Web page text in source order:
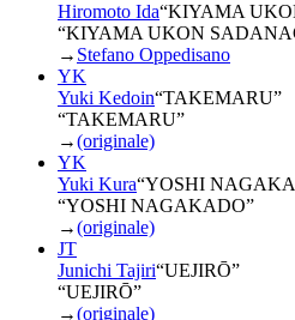
Hiromoto Ida“KIYAMA
“KIYAMA UKON
→ Stefano Oppedisano
YK
Yuki Kedoin“TAKEMARU”
“TAKEMARU”
→(originale)
YK
Yuki Kura“YOSHI
“YOSHI NAGAKADO”
→(originale)
JT
Junichi Tajiri“UEJIRŌ”
“UEJIRŌ”
→(originale)